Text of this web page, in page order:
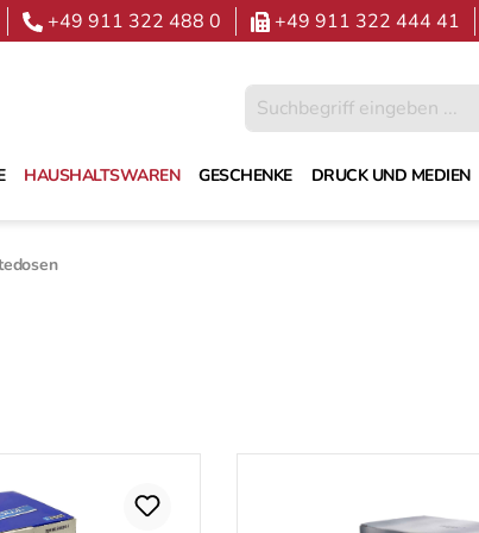
+49 911 322 488 0 +49 911 322 444 41
HAUSHALTSWAREN GESCHENKE DRUCK UND MEDIEN